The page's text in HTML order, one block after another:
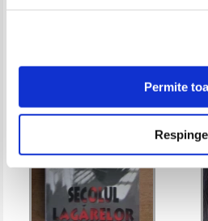
Permite
Respinge
Pret:50,00Lei 32,50 Lei